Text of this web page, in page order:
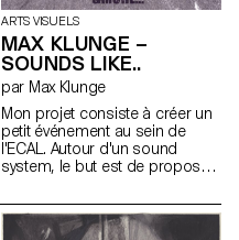
ARTS VISUELS
MAX KLUNGE –
SOUNDS LIKE..
par Max Klunge
Mon projet consiste à créer un
petit événement au sein de
l'ECAL. Autour d'un sound
system, le but est de proposer
personne, faisant partie ou non
de l'ECAL, se trouvant à l'école,